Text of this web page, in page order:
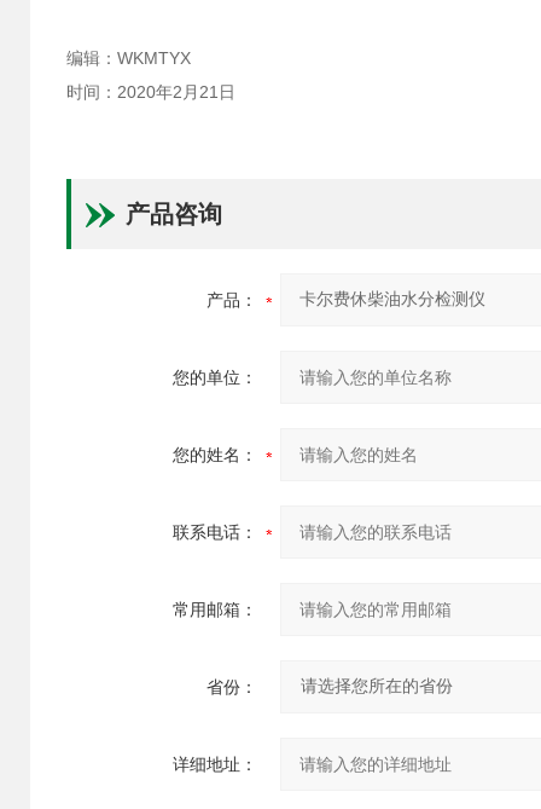
编辑：WKMTYX
时间：2020年2月21日
产品咨询
产品：
您的单位：
您的姓名：
联系电话：
常用邮箱：
省份：
详细地址：